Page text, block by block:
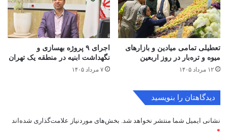
تعطیلی تمامی میادین و بازارهای
میوه و تره‌بار در روز اربعین
۱۲ مرداد ۱۴۰۵
اجرای ۹ پروژه بهسازی و
نگهداشت ابنیه در منطقه یک تهران
۷ مرداد ۱۴۰۵
دیدگاهتان را بنویسید
نشانی ایمیل شما منتشر نخواهد شد. بخش‌های موردنیاز علامت‌گذاری شده‌اند
*